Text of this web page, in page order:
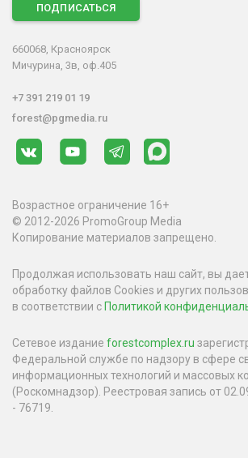
ПОДПИСАТЬСЯ
660068, Красноярск
Мичурина, 3в, оф.405
+7 391 219 01 19
forest@pgmedia.ru
Возрастное ограничение 16+
© 2012-2026 PromoGroup Media
Копирование материалов запрещено.
Продолжая использовать наш сайт, вы
обработку файлов Cookies и других
в соответствии сПолитикой
Сетевое издание forestcomplex.ru
Федеральной службе по надзору в сфере
информационных технологий и массовых
(Роскомнадзор). Реестровая запись от
- 76719.